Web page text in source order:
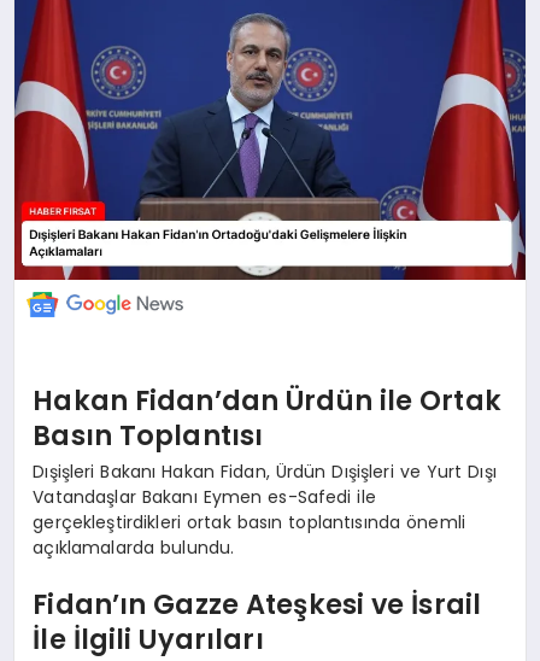
EĞİTİM
DÜNYA
Hakan Fidan’dan Ürdün ile Ortak
Basın Toplantısı
Dışişleri Bakanı Hakan Fidan, Ürdün Dışişleri ve Yurt Dışı
Vatandaşlar Bakanı Eymen es-Safedi ile
gerçekleştirdikleri ortak basın toplantısında önemli
açıklamalarda bulundu.
Fidan’ın Gazze Ateşkesi ve İsrail
İle İlgili Uyarıları